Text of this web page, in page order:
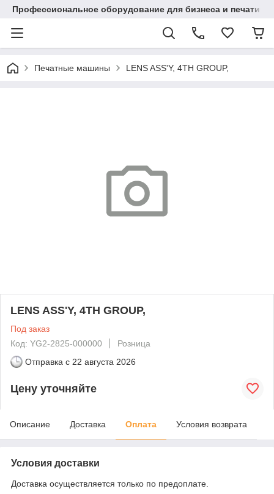
Профессиональное оборудование для бизнеса и печати в
Печатные машины LENS ASS'Y, 4TH GROUP,
LENS ASS'Y, 4TH GROUP,
Под заказ
Код: YG2-2825-000000
Розница
Отправка с 22 августа 2026
Цену уточняйте
Описание Доставка Оплата Условия возврата
Условия доставки
Доставка осуществляется только по предоплате.